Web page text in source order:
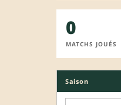
0
MATCHS JOUÉS
Saison